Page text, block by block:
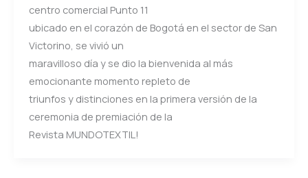
centro comercial Punto 11
ubicado en el corazón de Bogotá en el sector de San
Victorino, se vivió un
maravilloso día y se dio la bienvenida al más
emocionante momento repleto de
triunfos y distinciones en la primera versión de la
ceremonia de premiación de la
Revista MUNDOTEXTIL!